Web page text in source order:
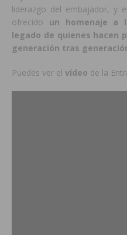
liderazgo del embajador, y
ofrecido un homenaje a
legado de quienes hacen
generación tras
Puedes ver el vídeo de la